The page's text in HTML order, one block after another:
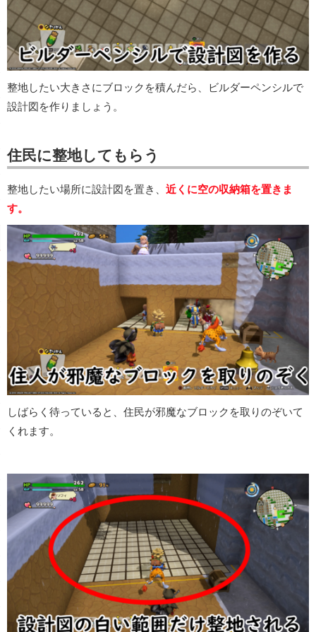
整地したい大きさにブロックを積んだら、ビルダーペンシルで
設計図を作りましょう。
住民に整地してもらう
整地したい場所に設計図を置き、 近くに空の収納箱を置きま
す。
しばらく待っていると、住民が邪魔なブロックを取りのぞいて
くれます。